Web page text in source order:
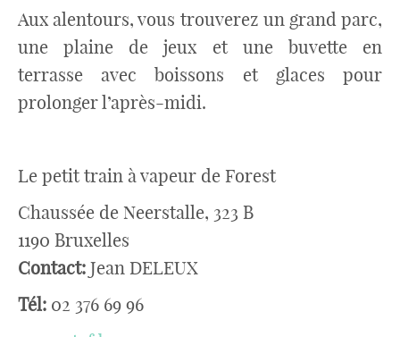
Aux alentours, vous trouverez un grand parc,
une plaine de jeux et une buvette en
terrasse avec boissons et glaces pour
prolonger l’après-midi.
Le petit train à vapeur de Forest
Chaussée de Neerstalle, 323 B
1190 Bruxelles
Contact: Jean DELEUX
Tél: 02 376 69 96